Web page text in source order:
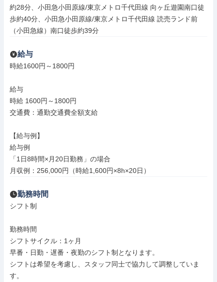
約28分、小田急小田原線/東京メトロ千代田線 向ヶ丘遊園南口徒
歩約40分、小田急小田原線/東京メトロ千代田線 読売ランド前
（小田急線）南口徒歩約39分
給与
時給1600円～1800円
給与
時給 1600円～1800円
交通費：通勤交通費全額支給
【給与例】
給与例
「1日8時間×月20日勤務」の場合
月収例：256,000円（時給1,600円×8h×20日）
勤務時間
シフト制
勤務時間
シフトサイクル：1ヶ月
早番・日勤・遅番・夜勤のシフト制となります。
シフトは希望を考慮し、スタッフ同士で協力して調整していま
す。